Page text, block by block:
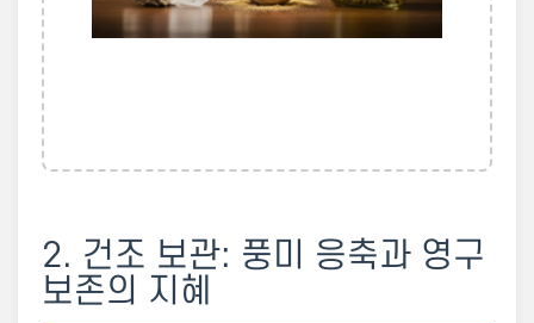
2. 건조 보관: 풍미 응축과 영구
보존의 지혜